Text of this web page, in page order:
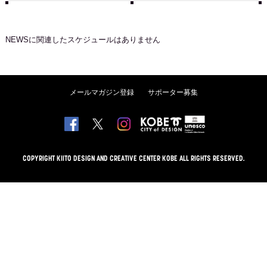
NEWSに関連したスケジュールはありません
メールマガジン登録 サポーター募集
COPYRIGHT KIITO DESIGN AND CREATIVE CENTER KOBE ALL RIGHTS RESERVED.